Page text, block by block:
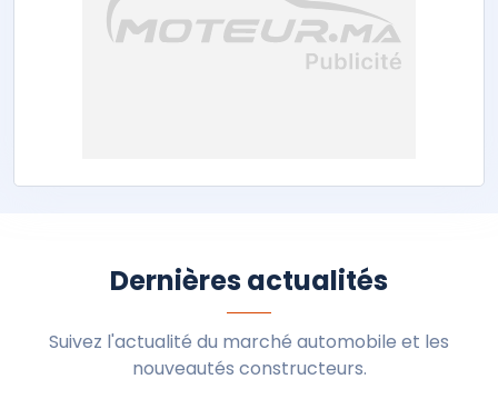
Dernières actualités
Suivez l'actualité du marché automobile et les
nouveautés constructeurs.